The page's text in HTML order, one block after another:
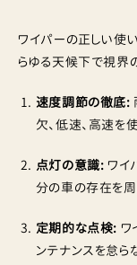
ワイパーの正しい使い
らゆる天候下で視界
速度調節の徹底:
欠、低速、高速を
点灯の意識: ワイ
分の車の存在を周
定期的な点検: ワ
ンテナンスを怠ら